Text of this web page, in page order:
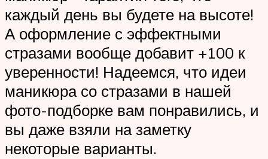
каждый день вы будете на высоте!
А оформление с эффектными
стразами вообще добавит +100 к
уверенности! Надеемся, что идеи
маникюра со стразами в нашей
фото-подборке вам понравились, и
вы даже взяли на заметку
некоторые варианты.